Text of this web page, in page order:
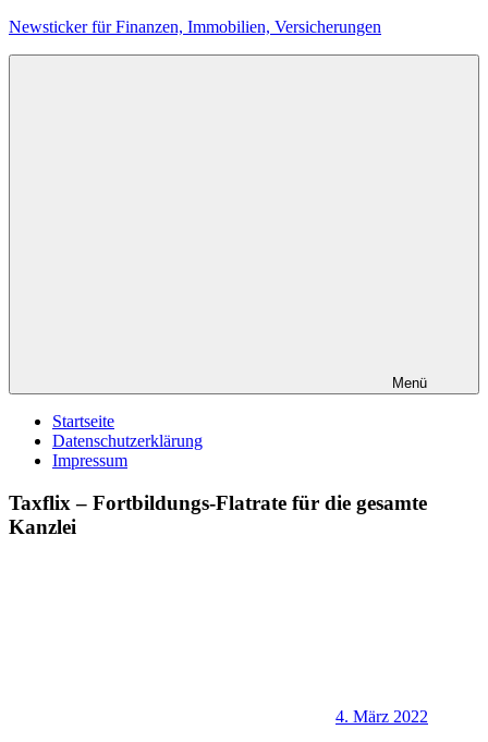
Zum
Newsticker für Finanzen, Immobilien, Versicherungen
Menü
Startseite
Datenschutzerklärung
Impressum
Taxflix – Fortbildungs-Flatrate für die gesamte
Kanzlei
4. März 2022